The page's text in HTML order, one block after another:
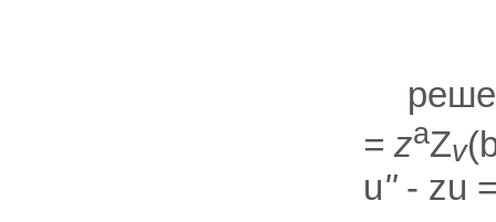
= zaZv
u''- zu